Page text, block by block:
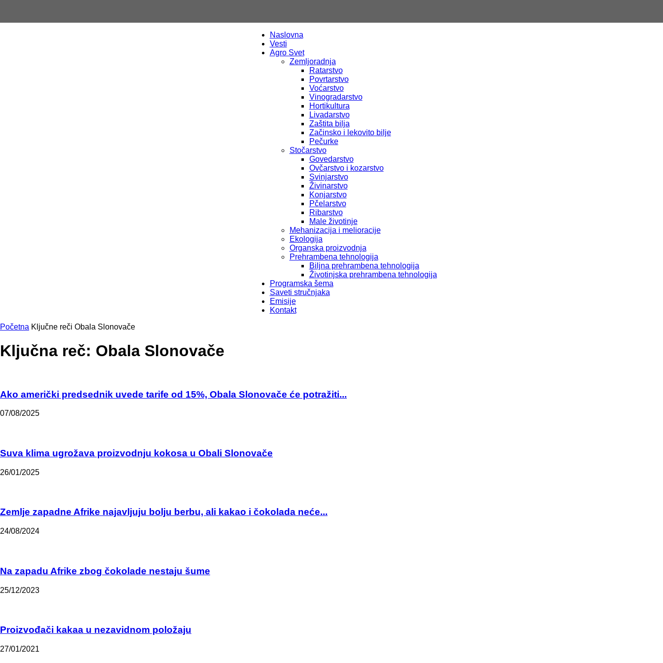
TV
Naslovna
Vesti
Agro Svet
Zemljoradnja
Ratarstvo
Povrtarstvo
Voćarstvo
Vinogradarstvo
Hortikultura
Livadarstvo
Zaštita bilja
Začinsko i lekovito bilje
Pečurke
Stočarstvo
Govedarstvo
Ovčarstvo i kozarstvo
Svinjarstvo
Živinarstvo
Konjarstvo
Pčelarstvo
Ribarstvo
Male životinje
Mehanizacija i melioracije
Ekologija
Organska proizvodnja
Prehrambena tehnologija
Biljna prehrambena tehnologija
Životinjska prehrambena tehnologija
Programska šema
Saveti stručnjaka
Emisije
Kontakt
Početna Ključne reči Obala Slonovače
Ključna reč: Obala Slonovače
Ako američki predsednik uvede tarife od 15%, Obala Slonovače će potražiti...
07/08/2025
Suva klima ugrožava proizvodnju kokosa u Obali Slonovače
26/01/2025
Zemlje zapadne Afrike najavljuju bolju berbu, ali kakao i čokolada neće...
24/08/2024
Na zapadu Afrike zbog čokolade nestaju šume
25/12/2023
Proizvođači kakaa u nezavidnom položaju
27/01/2021